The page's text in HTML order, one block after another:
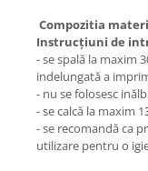
Compozitia
Instrucțiuni de
- se spală la maxim
indelungată a
- nu se folosesc
- se calcă la maxim
- se recomandă ca
utilizare pentru o